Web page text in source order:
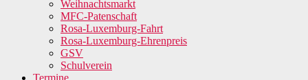
Weihnachtsmarkt
MFC-Patenschaft
Rosa-Luxemburg-Fahrt
Rosa-Luxemburg-Ehrenpreis
GSV
Schulverein